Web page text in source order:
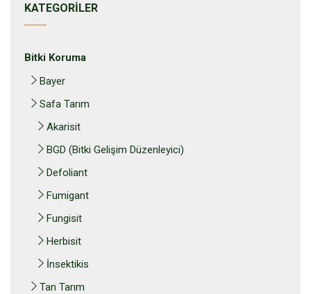
KATEGORILER
Bitki Koruma
Bayer
Safa Tarım
Akarisit
BGD (Bitki Gelişim Düzenleyici)
Defoliant
Fumigant
Fungisit
Herbisit
İnsektikis
Tan Tarım